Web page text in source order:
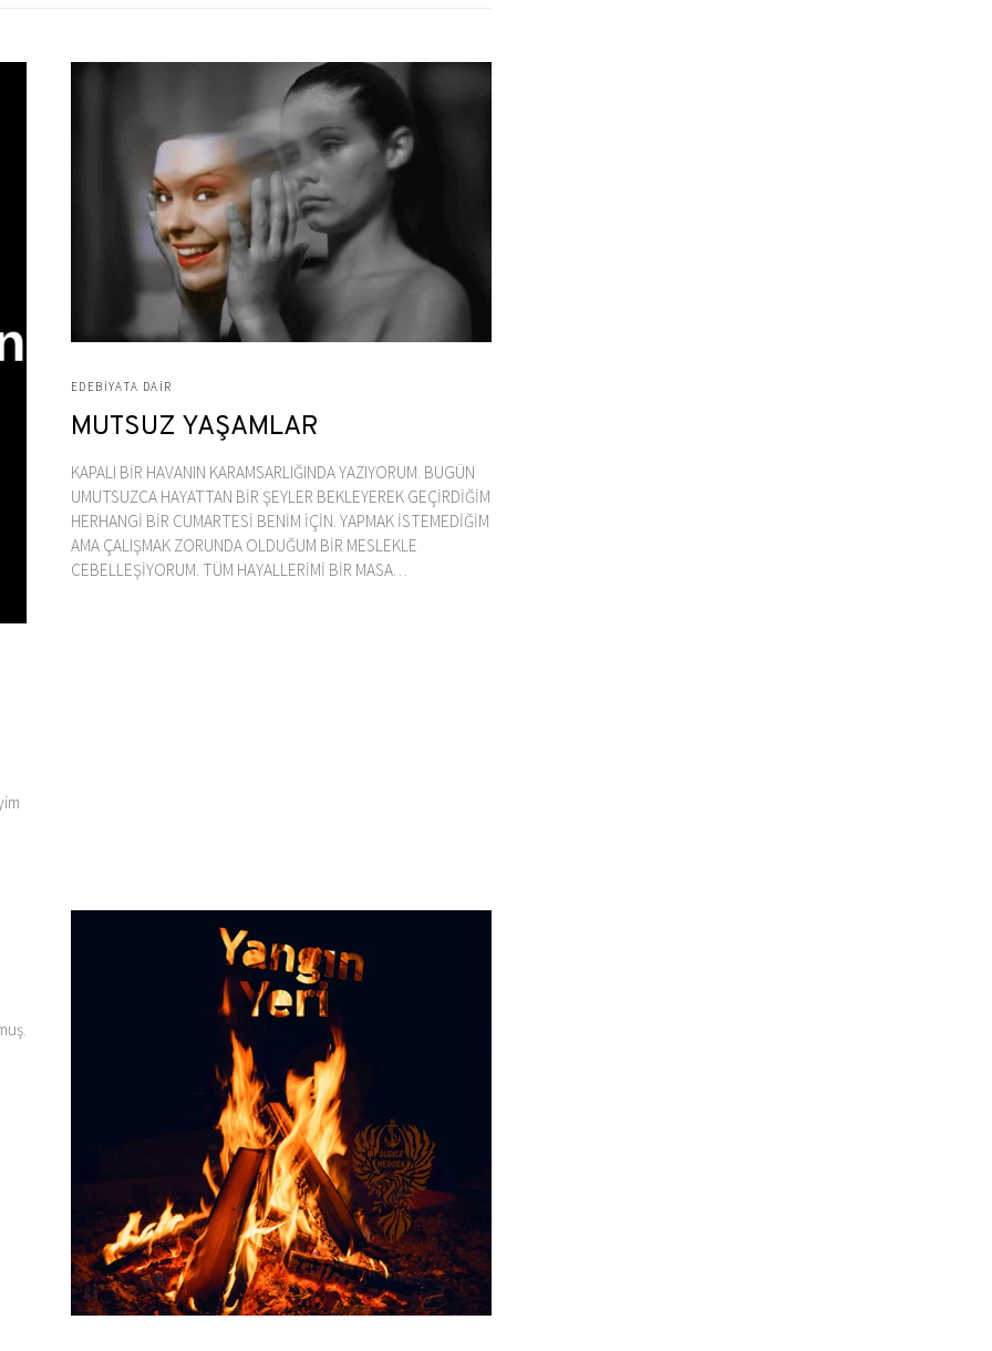
EDEBIYATA DAIR
MUTSUZ YAŞAMLAR
KAPALI BİR HAVANIN KARAMSARLIĞINDA YAZIYORUM. BUGÜN
UMUTSUZCA HAYATTAN BİR ŞEYLER BEKLEYEREK GEÇİRDİĞİM
HERHANGİ BİR CUMARTESİ BENİM İÇİN. YAPMAK İSTEMEDİĞİM
AMA ÇALIŞMAK ZORUNDA OLDUĞUM BİR MESLEKLE
CEBELLEŞİYORUM. TÜM HAYALLERİMİ BİR MASA…